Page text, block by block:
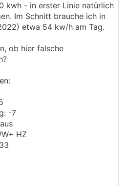
kwh - in erster Linie natürlich
Im Schnitt brauche ich in
etwa 54 kw/h am Tag.
ob hier falsche
-7
HZ